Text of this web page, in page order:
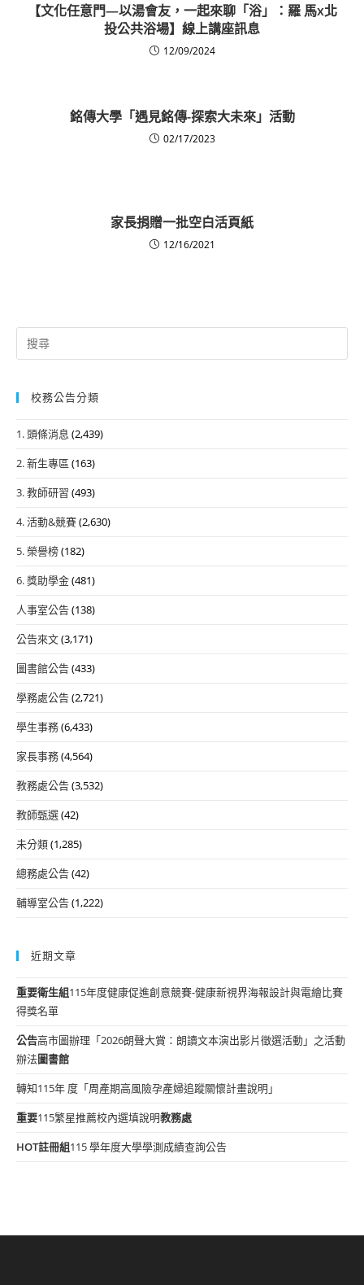
【文化任意門—以湯會友，一起來聊「浴」：羅 馬x北
投公共浴場】線上講座訊息
12/09/2024
銘傳大學「遇見銘傳-探索大未來」活動
02/17/2023
家長捐贈一批空白活頁紙
12/16/2021
Search
for:
校務公告分類
1. 頭條消息 (2,439)
2. 新生專區 (163)
3. 教師研習 (493)
4. 活動&競賽(2,630)
5. 榮譽榜(182)
6. 獎助學金(481)
人事室公告(138)
公告來文(3,171)
圖書館公告(433)
學務處公告(2,721)
學生事務(6,433)
家長事務(4,564)
教務處公告(3,532)
教師甄選(42)
未分類(1,285)
總務處公告(42)
輔導室公告(1,222)
近期文章
重要衛生組115年度健康促進創意競賽-健康新視界海報設計與電繪比賽
得獎名單
公告高市圖辦理「2026朗聲大賞：朗讀文本演出影片徵選活動」之活動
辦法圖書館
轉知115年 度「周產期高風險孕產婦追蹤關懷計畫說明」
重要115繁星推薦校內選填說明教務處
HOT註冊組115 學年度大學學測成績查詢公告